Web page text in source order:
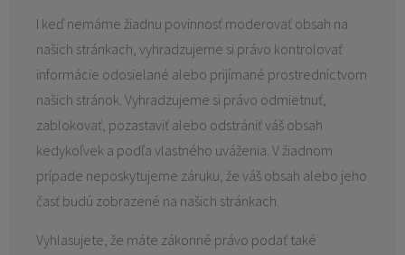
I keď nemáme žiadnu povinnosť moderovať obsah na
našich stránkach, vyhradzujeme si právo kontrolovať
informácie odosielané alebo prijímané prostredníctvom
našich stránok. Vyhradzujeme si právo odmietnuť,
zablokovať, pozastaviť alebo odstrániť váš obsah
kedykoľvek a podľa vlastného uváženia. V žiadnom
prípade neposkytujeme záruku, že váš obsah alebo jeho
časť budú zobrazené na našich stránkach.
Vyhlasujete, že máte zákonné právo podať také